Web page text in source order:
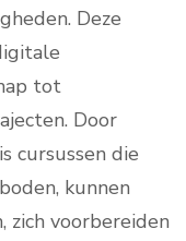
Deze
tot
Door
cursussen die
kunnen
zich voorbereiden